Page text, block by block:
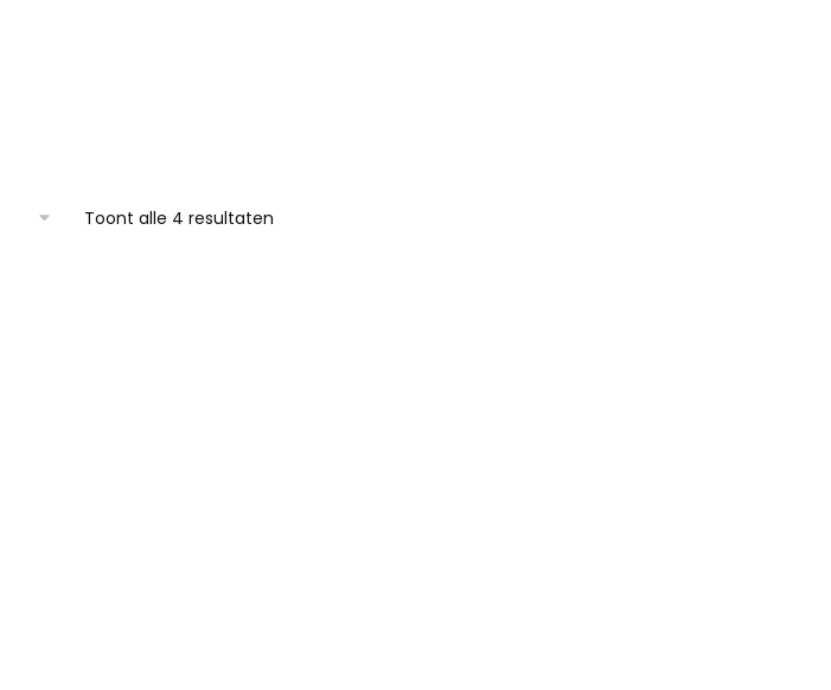
Toont alle 4 resultaten